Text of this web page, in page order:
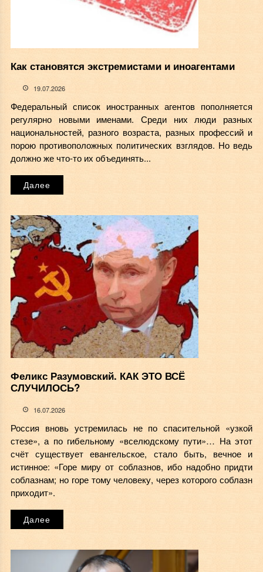
Как становятся экстремистами и иноагентами
19.07.2026
Федеральный список иностранных агентов пополняется
регулярно новыми именами. Среди них люди разных
национальностей, разного возраста, разных профессий и
порою противоположных политических взглядов. Но ведь
должно же что-то их объединять...
Далее
Феликс Разумовский. КАК ЭТО ВСЁ
СЛУЧИЛОСЬ?
16.07.2026
Россия вновь устремилась не по спасительной «узкой
стезе», а по гибельному «вселюдскому пути»… На этот
счёт существует евангельское, стало быть, вечное и
истинное: «Горе миру от соблазнов, ибо надобно придти
соблазнам; но горе тому человеку, через которого соблазн
приходит».
Далее